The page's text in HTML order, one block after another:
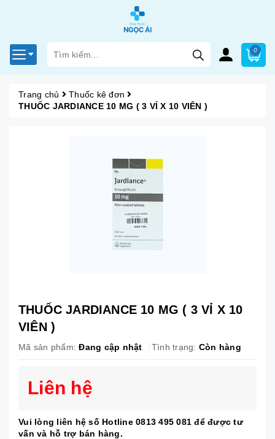
0
Trang chủ
Thuốc kê đơn
THUỐC JARDIANCE 10 MG ( 3 VỈ X 10 VIÊN )
THUỐC JARDIANCE 10 MG ( 3 VỈ X 10
VIÊN )
Mã sản phẩm: Đang cập nhật Tình trạng: Còn hàng
Liên hệ
Vui lòng liên hệ số Hotline 0813 495 081 để được tư
vấn và hỗ trợ bán hàng.